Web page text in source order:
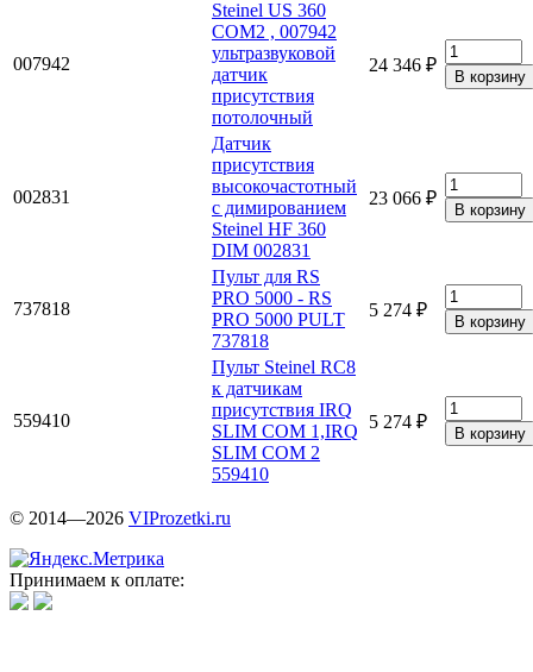
007942
Steinel US 360
COM2 , 007942
ультразвуковой
датчик
присутствия
потолочный
24 346 ₽
002831
Датчик
присутствия
высокочастотный
с димированием
Steinel HF 360
DIM 002831
23 066 ₽
737818
Пульт для RS
PRO 5000 - RS
PRO 5000 PULT
737818
5 274 ₽
559410
Пульт Steinel RC8
к датчикам
присутствия IRQ
SLIM COM 1,IRQ
SLIM COM 2
559410
5 274 ₽
© 2014—2026 VIProzetki.ru
Принимаем к оплате: